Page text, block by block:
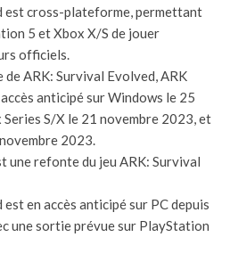
est cross-plateforme, permettant
5 et Xbox X/S de jouer
officiels.
ARK: Survival Evolved, ARK
anticipé sur Windows le 25
S/X le 21 novembre 2023, et
2023.
une refonte du jeu ARK: Survival
en accès anticipé sur PC depuis
une sortie prévue sur PlayStation